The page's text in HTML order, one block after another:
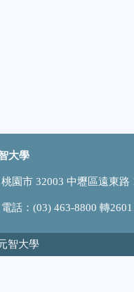
大學
桃園市 32003 中壢區遠東路
電話：(03) 463-8800 轉2601
智大學